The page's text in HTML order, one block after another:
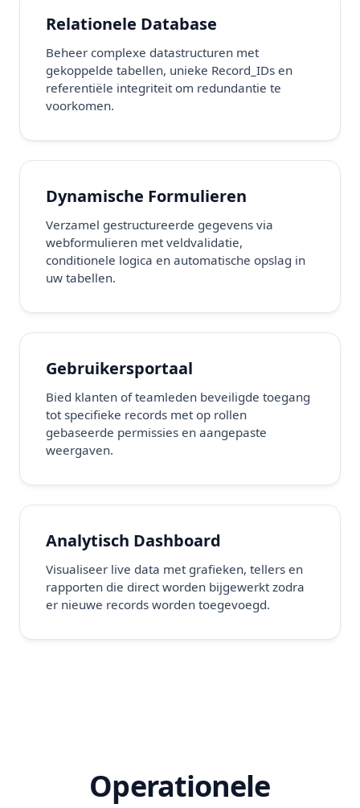
Relationele Database
Beheer complexe datastructuren met
gekoppelde tabellen, unieke Record_IDs en
referentiële integriteit om redundantie te
voorkomen.
Dynamische Formulieren
Verzamel gestructureerde gegevens via
webformulieren met veldvalidatie,
conditionele logica en automatische opslag in
uw tabellen.
Gebruikersportaal
Bied klanten of teamleden beveiligde toegang
tot specifieke records met op rollen
gebaseerde permissies en aangepaste
weergaven.
Analytisch Dashboard
Visualiseer live data met grafieken, tellers en
rapporten die direct worden bijgewerkt zodra
er nieuwe records worden toegevoegd.
Operationele